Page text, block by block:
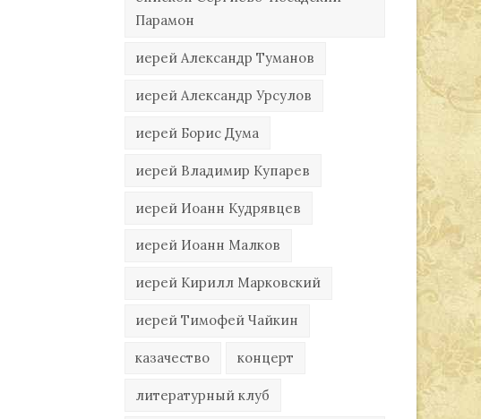
Парамон
иерей Александр Туманов
иерей Александр Урсулов
иерей Борис Дума
иерей Владимир Купарев
иерей Иоанн Кудрявцев
иерей Иоанн Малков
иерей Кирилл Марковский
иерей Тимофей Чайкин
казачество концерт
литературный клуб